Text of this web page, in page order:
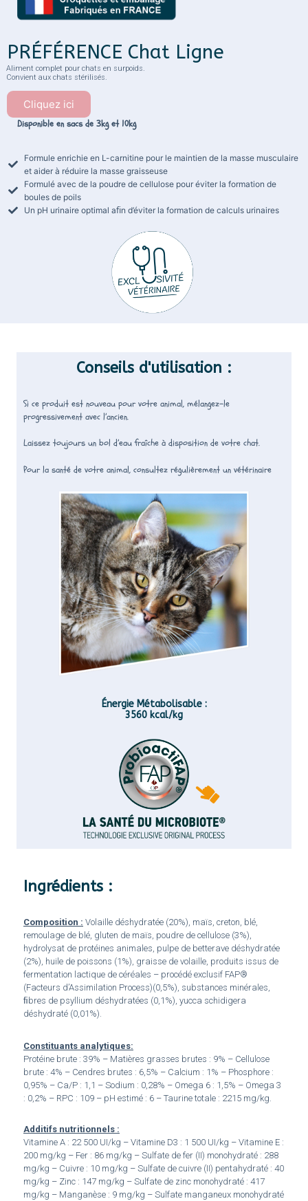
PRÉFÉRENCE Chat Ligne
Aliment complet pour chats en surpoids.
Convient aux chats stérilisés.
Cliquez ici
Disponible en sacs de 3kg et 10kg
Formule enrichie en L-carnitine pour le maintien de la masse musculaire
et aider à réduire la masse graisseuse
Formulé avec de la poudre de cellulose pour éviter la formation de
boules de poils
Un pH urinaire optimal aﬁn d’éviter la formation de calculs urinaires
Conseils d'utilisation :
Si ce produit est nouveau pour votre animal, mélangez-le
progressivement avec l’ancien.
Laissez toujours un bol d’eau fraîche à disposition de votre chat.
Pour la santé de votre animal, consultez régulièrement un vétérinaire
Énergie Métabolisable :
3560 kcal/kg
Ingrédients :
Composition : Volaille déshydratée (20%), maïs, creton, blé,
remoulage de blé, gluten de maïs, poudre de cellulose (3%),
hydrolysat de protéines animales, pulpe de betterave déshydratée
(2%), huile de poissons (1%), graisse de volaille, produits issus de
fermentation lactique de céréales – procédé exclusif FAP®
(Facteurs d’Assimilation Process)(0,5%), substances minérales,
ﬁbres de psyllium déshydratées (0,1%), yucca schidigera
déshydraté (0,01%).
Constituants analytiques:
Protéine brute : 39% – Matières grasses brutes : 9% – Cellulose
brute : 4% – Cendres brutes : 6,5% – Calcium : 1% – Phosphore :
0,95% – Ca/P : 1,1 – Sodium : 0,28% – Omega 6 : 1,5% – Omega 3
: 0,2% – RPC : 109 – pH estimé : 6 – Taurine totale : 2215 mg/kg.
Additifs nutritionnels :
Vitamine A : 22 500 UI/kg – Vitamine D3 : 1 500 UI/kg – Vitamine E :
200 mg/kg – Fer : 86 mg/kg – Sulfate de fer (II) monohydraté : 288
mg/kg – Cuivre : 10 mg/kg – Sulfate de cuivre (II) pentahydraté : 40
mg/kg – Zinc : 147 mg/kg – Sulfate de zinc monohydraté : 417
mg/kg – Manganèse : 9 mg/kg – Sulfate manganeux monohydraté